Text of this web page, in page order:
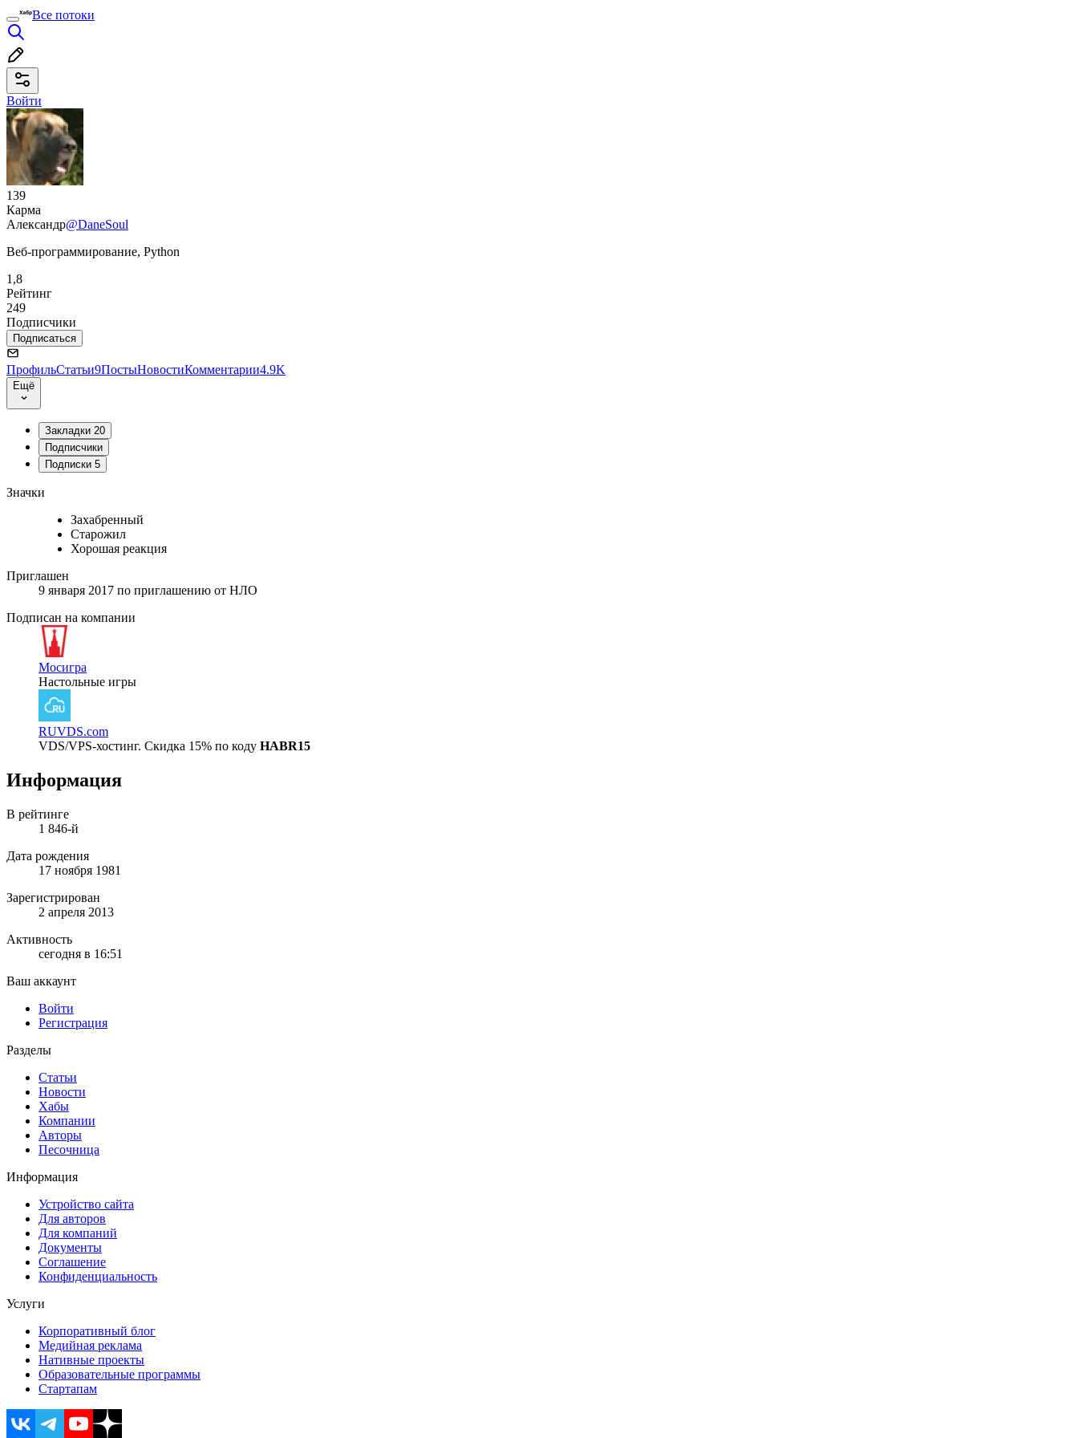
Все потоки
Войти
139
Карма
Александр@DaneSoul
Веб-программирование, Python
1,8
Рейтинг
249
Подписчики
Подписаться
ПрофильСтатьи9ПостыНовостиКомментарии4.9K
Ещё
Закладки 20
Подписчики
Подписки 5
Значки
Захабренный
Старожил
Хорошая реакция
Приглашен
9 января 2017 по приглашению от НЛО
Подписан на компании
Мосигра
Настольные игры
RUVDS.com
VDS/VPS-хостинг. Скидка 15% по коду HABR15
Информация
В рейтинге
1 846-й
Дата рождения
17 ноября 1981
Зарегистрирован
2 апреля 2013
Активность
сегодня в 16:51
Ваш аккаунт
Войти
Регистрация
Разделы
Статьи
Новости
Хабы
Компании
Авторы
Песочница
Информация
Устройство сайта
Для авторов
Для компаний
Документы
Соглашение
Конфиденциальность
Услуги
Корпоративный блог
Медийная реклама
Нативные проекты
Образовательные программы
Стартапам